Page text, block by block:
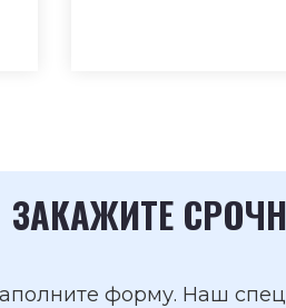
ЗАКАЖИТЕ
форму. Наш